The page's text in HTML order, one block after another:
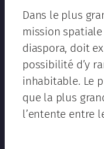
Dans le plus
mission
diaspora, doit
possibilité d’y
inhabitable. Le
que la plus
l’entente entre